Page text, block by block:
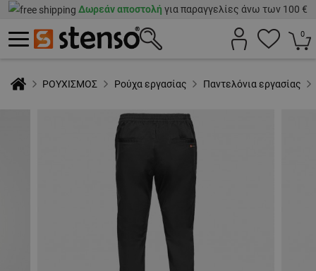
Δωρεάν αποστολή για παραγγελίες άνω των 100 €
0
ΡΟΥΧΙΣΜΟΣ Ρούχα εργασίας Παντελόνια εργασίας